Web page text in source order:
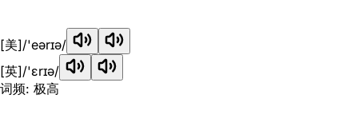
[美]/'eərɪə/
[英]/'ɛrɪə/
词频: 极高